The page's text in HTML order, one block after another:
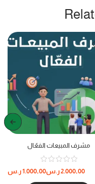
مشرف المبيعات الفعّال
1.000,00ر.س 2.000,00ر.س